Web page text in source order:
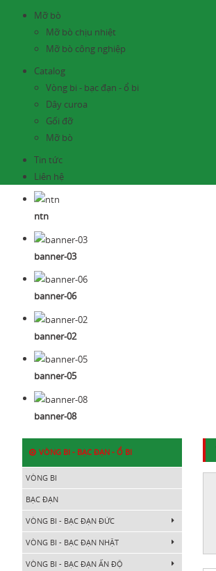
Mỡ bò
Mỡ bò chịu nhiệt
Mỡ bò công nghiệp
Catalog
Vòng bi - bạc đạn - ổ bi
Dây curoa
Gối đỡ
Mỡ bò
Tin tức
Liên hệ
ntn
banner-03
banner-06
banner-02
banner-05
banner-08
VÒNG BI - BẠC ĐẠN - Ổ BI
VÒNG BI
BẠC ĐẠN
VÒNG BI - BẠC ĐẠN ĐỨC
VÒNG BI - BẠC ĐẠN NHẬT
VÒNG BI - BẠC ĐẠN ẤN ĐỘ